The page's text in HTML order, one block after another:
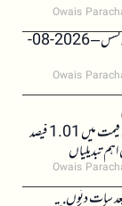
Owais
ڈیلی کرپٹو نیوز اینالائسس – 2026-08-
Owais
SC کروڈ آئل کی قیمت میں 1.01 فیصد
تبدیلیاں
Owais
سات دنوں